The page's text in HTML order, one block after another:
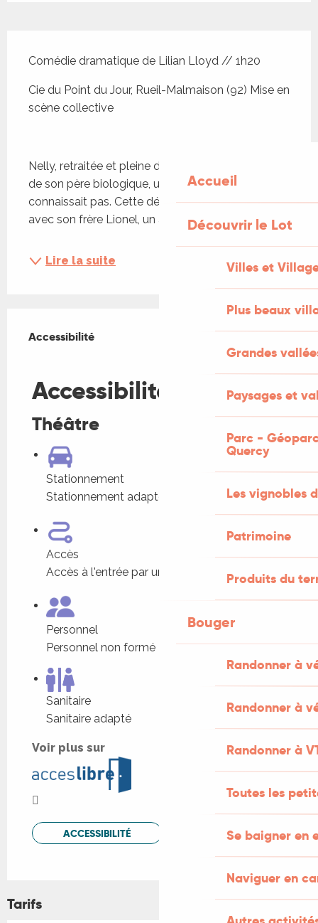
Accueil
Découvrir le Lot
Villes et
Plus beaux
Grandes
Paysages et
Parc -
Quercy
Les vignobles
Patrimoine
Produits du
Bouger
Randonner à
Randonner à
Randonner à
Toutes les
Se baigner en
Naviguer en
Comédie dramatique de Lilian Lloyd // 1h20
Cie du Point du Jour, Rueil-Malmaison (92) Mise en
scène collective
Nelly, retraitée et pleine d’énergie, apprend la mort
de son père biologique, un homme qu’elle ne
connaissait pas. Cette découverte la pousse,
avec son frère Lionel, un acteur désabusé, à...
Lire la suite
Accessibilité
Accessibilité
Accessibilité
Théâtre
Stationnement
Stationnement adapté à proximité
Accès
Accès à l'entrée par une rampe
Personnel
Personnel non formé
Sanitaire
Sanitaire adapté
Voir plus sur
ACCESSIBILITÉ
Tarifs